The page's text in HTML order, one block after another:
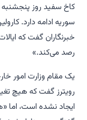
کاخ سفید روز
سوریه ادامه دارد.
خبرنگاران گفت که
رصد می‌کند.»
یک مقام وزارت امور
رویترز گفت که هیچ
ایجاد نشده است، اما